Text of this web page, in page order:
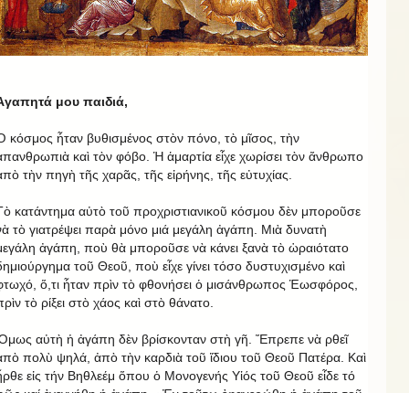
μου παιδιά,
κόσμος ἦταν βυθισμένος στὸν πόνο, τὸ μῖσος, τὴν
καὶ τὸν φόβο. Ἡ ἁμαρτία εἶχε χωρίσει τὸν ἄνθρωπο
τὴν πηγὴ τῆς χαρᾶς, τῆς εἰρήνης, τῆς εὐτυχίας.
κατάντημα αὐτὸ τοῦ προχριστιανικοῦ κόσμου δὲν μποροῦσε
τὸ γιατρέψει παρὰ μόνο μιά μεγάλη ἀγάπη. Μιὰ δυνατὴ
ἀγάπη, ποὺ θὰ μποροῦσε νὰ κάνει ξανὰ τὸ ὡραιότατο
τοῦ Θεοῦ, ποὺ εἶχε γίνει τόσο δυστυχισμένο καὶ
ὅ,τι ἦταν πρὶν τὸ φθονήσει ὁ μισάνθρωπος Ἑωσφόρος,
τὸ ρίξει στὸ χάος καὶ στὸ θάνατο.
αὐτὴ ἡ ἀγάπη δὲν βρίσκονταν στὴ γῆ. Ἔπρεπε νὰ ρθεῖ
πολὺ ψηλά, ἀπὸ τὴν καρδιὰ τοῦ ἴδιου τοῦ Θεοῦ Πατέρα. Καὶ
εἰς τήν Βηθλεέμ ὅπου ὁ Μονογενής Υἱός τοῦ Θεοῦ εἶδε τό